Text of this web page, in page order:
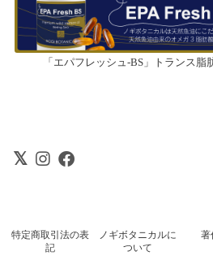
「エパフレッシュ-BS」トランス脂
特定商取引法の表
記
ノギボタニカルに
ついて
著